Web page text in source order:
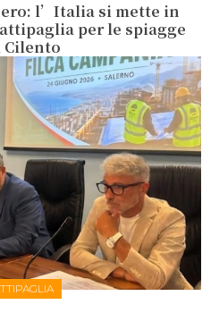
l’Italia si mette in
per le spiagge
Cilento